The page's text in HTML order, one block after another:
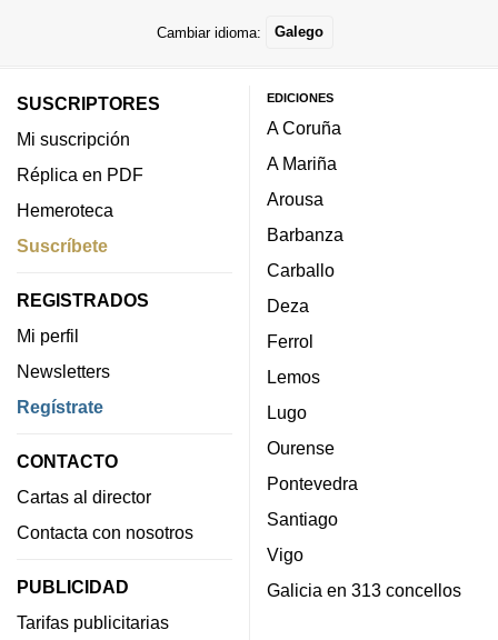
Cambiar idioma: Galego
SUSCRIPTORES
Mi suscripción
Réplica en PDF
Hemeroteca
Suscríbete
REGISTRADOS
Mi perfil
Newsletters
Regístrate
CONTACTO
Cartas al director
Contacta con nosotros
PUBLICIDAD
Tarifas publicitarias
EDICIONES
A Coruña
A Mariña
Arousa
Barbanza
Carballo
Deza
Ferrol
Lemos
Lugo
Ourense
Pontevedra
Santiago
Vigo
Galicia en 313 concellos